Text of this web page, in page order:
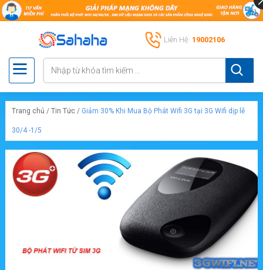
Liên Hệ: 19002106
Trang chủ / Tin Tức / Giảm 30% Khi Mua Bộ Phát Wifi 3G tại 3G Wifi dịp lễ
30/4 -1/5